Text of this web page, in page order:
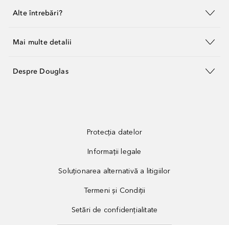
Alte întrebări?
Mai multe detalii
Despre Douglas
Protecția datelor
Informații legale
Soluționarea alternativă a litigiilor
Termeni și Condiții
Setări de confidențialitate